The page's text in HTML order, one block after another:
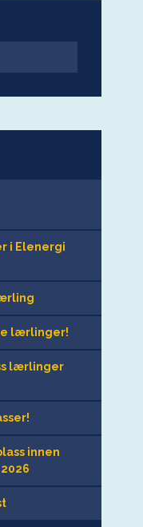
i Elenergi
lærlinger!
lærlinger
innen